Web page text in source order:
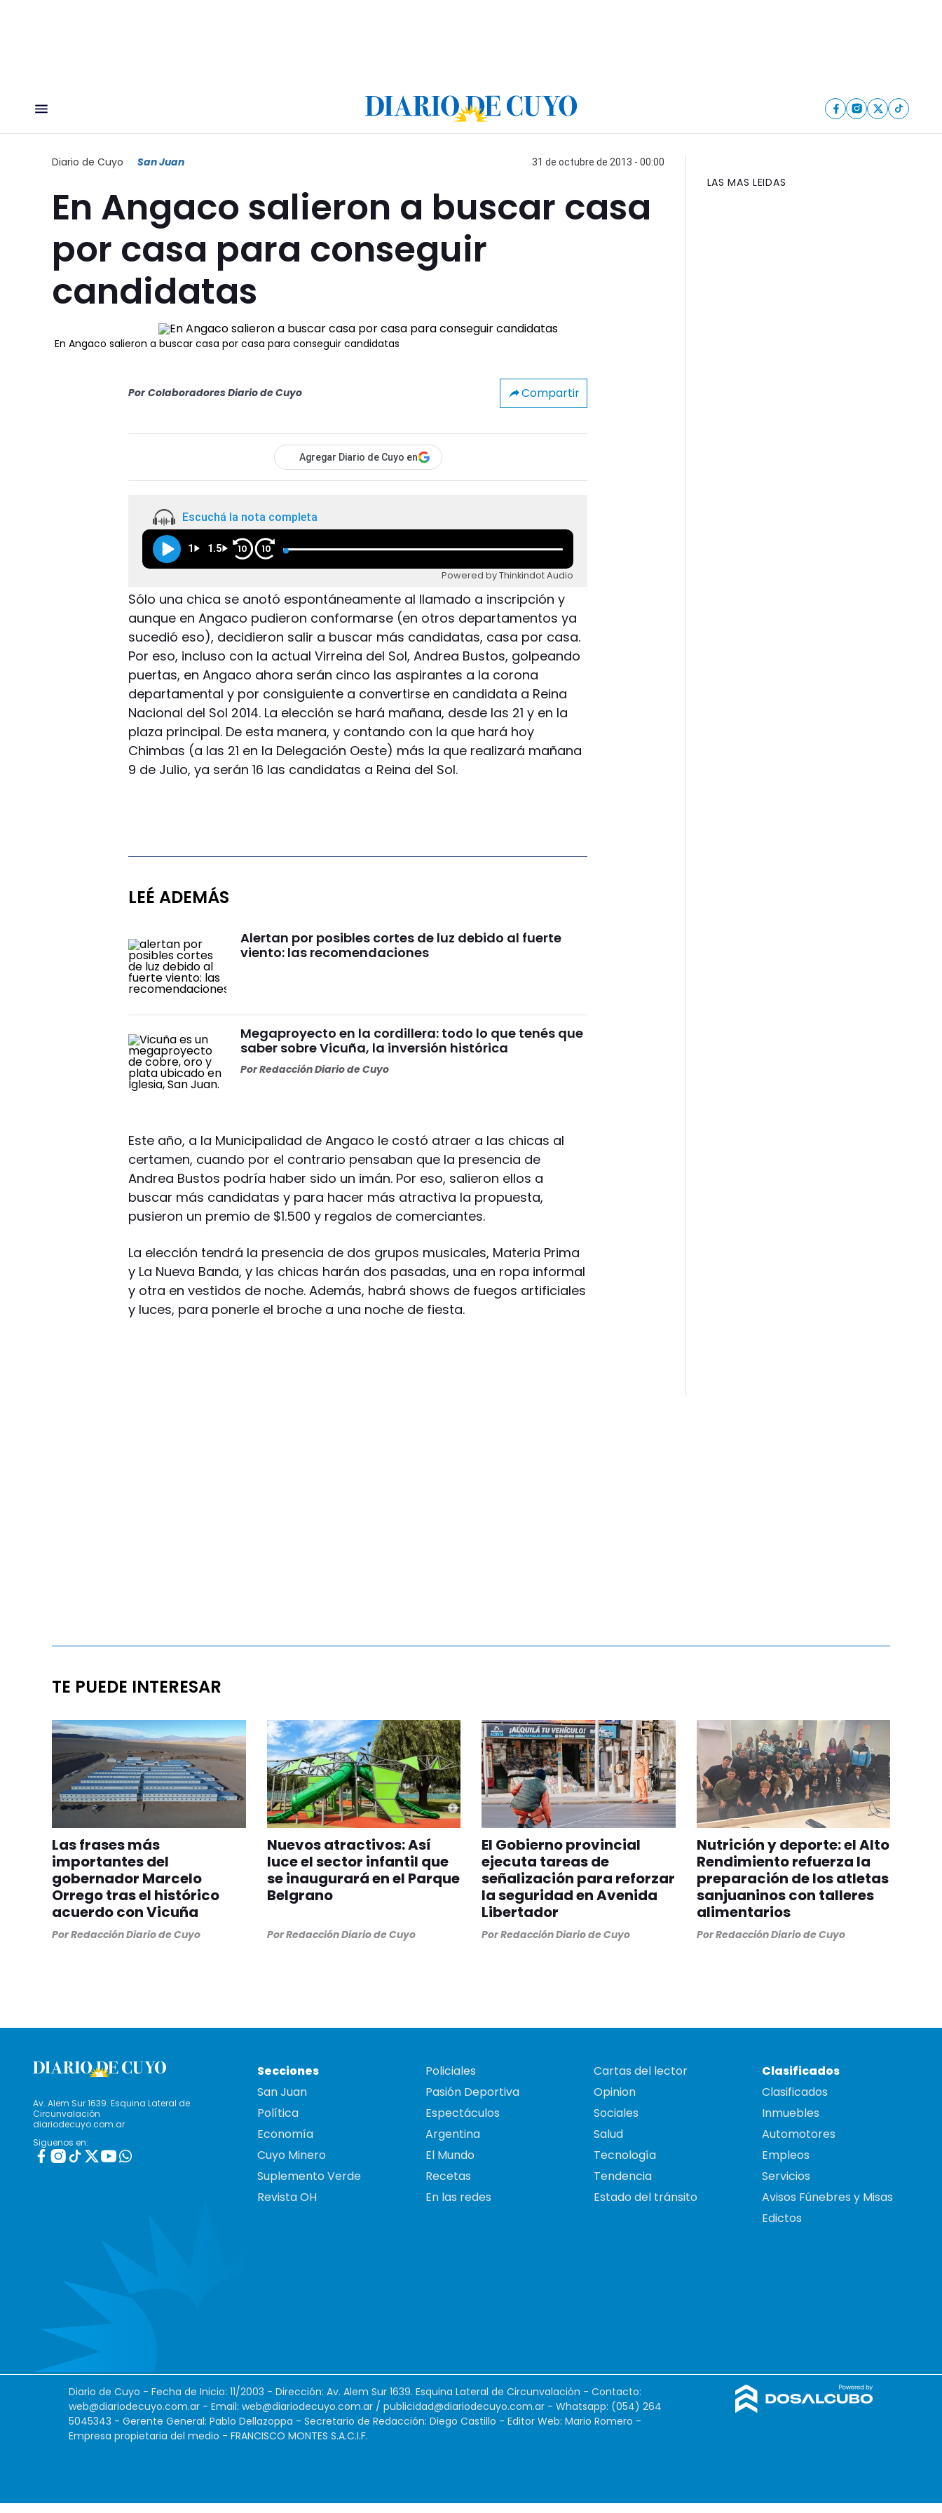
Diario de Cuyo San Juan 31 de octubre de 2013 - 00:00
En Angaco salieron a buscar casa
por casa para conseguir
candidatas
En Angaco salieron a buscar casa por casa para conseguir candidatas
Por Colaboradores Diario de Cuyo Compartir
Agregar Diario de Cuyo en
Escuchá la nota completa
1 1.5 10 10
Powered by Thinkindot Audio
Sólo una chica se anotó espontáneamente al llamado a inscripción y
aunque en Angaco pudieron conformarse (en otros departamentos ya
sucedió eso), decidieron salir a buscar más candidatas, casa por casa.
Por eso, incluso con la actual Virreina del Sol, Andrea Bustos, golpeando
puertas, en Angaco ahora serán cinco las aspirantes a la corona
departamental y por consiguiente a convertirse en candidata a Reina
Nacional del Sol 2014. La elección se hará mañana, desde las 21 y en la
plaza principal. De esta manera, y contando con la que hará hoy
Chimbas (a las 21 en la Delegación Oeste) más la que realizará mañana
9 de Julio, ya serán 16 las candidatas a Reina del Sol.
LEÉ ADEMÁS
Alertan por posibles cortes de luz debido al fuerte
viento: las recomendaciones
Megaproyecto en la cordillera: todo lo que tenés que
saber sobre Vicuña, la inversión histórica
PorRedacción Diario de Cuyo
Este año, a la Municipalidad de Angaco le costó atraer a las chicas al
certamen, cuando por el contrario pensaban que la presencia de
Andrea Bustos podría haber sido un imán. Por eso, salieron ellos a
buscar más candidatas y para hacer más atractiva la propuesta,
pusieron un premio de $1.500 y regalos de comerciantes.
La elección tendrá la presencia de dos grupos musicales, Materia Prima
y La Nueva Banda, y las chicas harán dos pasadas, una en ropa informal
y otra en vestidos de noche. Además, habrá shows de fuegos artificiales
y luces, para ponerle el broche a una noche de fiesta.
LAS MAS LEIDAS
TE PUEDE INTERESAR
Las frases más
importantes del
gobernador Marcelo
Orrego tras el histórico
acuerdo con Vicuña
PorRedacción Diario de Cuyo
Nuevos atractivos: Así
luce el sector infantil que
se inaugurará en el Parque
Belgrano
PorRedacción Diario de Cuyo
El Gobierno provincial
ejecuta tareas de
señalización para reforzar
la seguridad en Avenida
Libertador
PorRedacción Diario de Cuyo
Nutrición y deporte: el Alto
Rendimiento refuerza la
preparación de los atletas
sanjuaninos con talleres
alimentarios
PorRedacción Diario de Cuyo
Av. Alem Sur 1639. Esquina Lateral de
Circunvalación
diariodecuyo.com.ar
Siguenos en:
Secciones
San Juan
Política
Economía
Cuyo Minero
Suplemento Verde
Revista OH
Policiales
Pasión Deportiva
Espectáculos
Argentina
El Mundo
Recetas
En las redes
Cartas del lector
Opinion
Sociales
Salud
Tecnología
Tendencia
Estado del tránsito
Clasificados
Clasificados
Inmuebles
Automotores
Empleos
Servicios
Avisos Fúnebres y Misas
Edictos
Diario de Cuyo - Fecha de Inicio: 11/2003 - Dirección: Av. Alem Sur 1639. Esquina Lateral de Circunvalación - Contacto:
web@diariodecuyo.com.ar - Email: web@diariodecuyo.com.ar / publicidad@diariodecuyo.com.ar - Whatsapp: (054) 264
5045343 - Gerente General: Pablo Dellazoppa - Secretario de Redacción: Diego Castillo - Editor Web: Mario Romero -
Empresa propietaria del medio - FRANCISCO MONTES S.A.C.I.F.